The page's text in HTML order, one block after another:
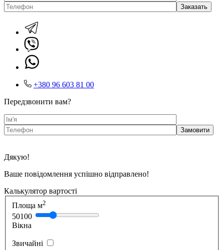
+380 96 603 81 00
Передзвонити вам?
Дякую!
Ваше повідомлення успішно відправлено!
Калькулятор вартості
Площа м2
50100
Вікна
Звичайні